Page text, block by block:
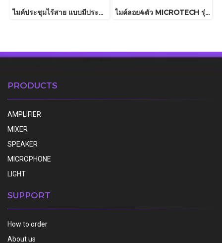
ไมค์ประชุมไร้สาย แบบมีประธาน MICROTECH รุ่น MICROSYS (มีแบตเตอรีในตัว) ไมค์ลอย4ตัว MICROTECH รุ่น MT333A (4CH)
PRODUCTS
AMPLIFIER
MIXER
SPEAKER
MICROPHONE
LIGHT
SUPPORT
How to order
About us